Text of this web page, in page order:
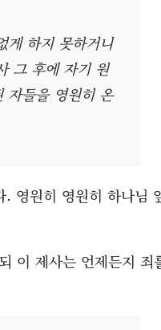
게 하지 못하거니
그 후에 자기 원
자들을 영원히 온
. 영원히 영원히 하나님
이 제사는 언제든지 죄